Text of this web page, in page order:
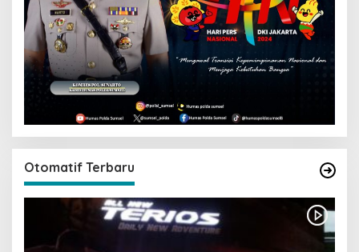
Otomatif Terbaru